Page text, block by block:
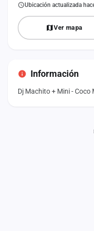
Ubicación actualizada
Ver mapa
Información
Dj Machito + Mini - Coco